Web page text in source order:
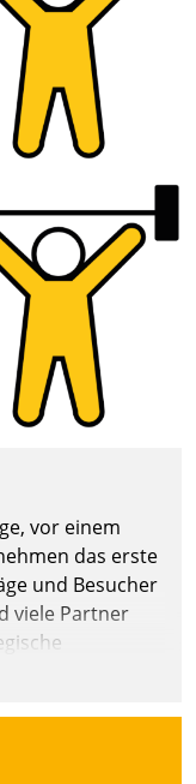
vor einem
das erste
und Besucher
viele Partner